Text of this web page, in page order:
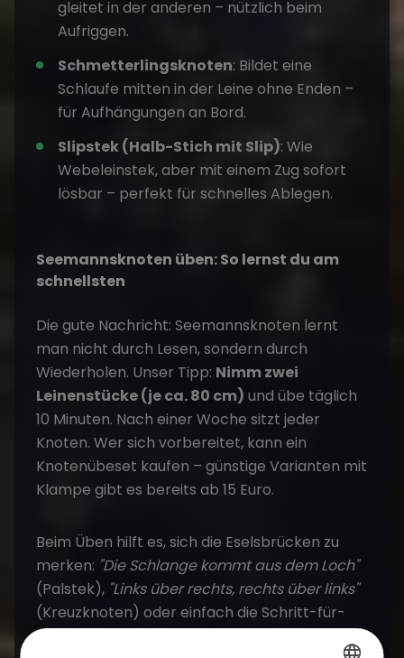
gleitet in der anderen – nützlich beim
Aufriggen.
Schmetterlingsknoten: Bildet eine
Schlaufe mitten in der Leine ohne Enden –
für Aufhängungen an Bord.
Slipstek (Halb-Stich mit Slip): Wie
Webeleinstek, aber mit einem Zug sofort
lösbar – perfekt für schnelles Ablegen.
Seemannsknoten üben: So lernst du am
schnellsten
Die gute Nachricht: Seemannsknoten lernt
man nicht durch Lesen, sondern durch
Wiederholen. Unser Tipp: Nimm zwei
Leinenstücke (je ca. 80 cm) und übe täglich
10 Minuten. Nach einer Woche sitzt jeder
Knoten. Wer sich vorbereitet, kann ein
Knotenübeset kaufen – günstige Varianten mit
Klampe gibt es bereits ab 15 Euro.
Beim Üben hilft es, sich die Eselsbrücken zu
merken: "Die Schlange kommt aus dem Loch"
(Palstek), "Links über rechts, rechts über links"
(Kreuzknoten) oder einfach die Schritt-für-
Schritt-Anleitungen oben mehrfach